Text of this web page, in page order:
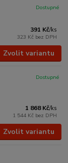
391 Kč/ks
323 Kč bez DPH
Dostupné
Zvolit variantu
1 868 Kč/ks
1 544 Kč bez DPH
Dostupné
Zvolit variantu